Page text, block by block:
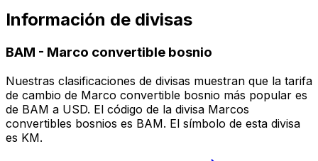
Información de divisas
BAM - Marco convertible bosnio
Nuestras clasificaciones de divisas muestran que la tarifa
de cambio de Marco convertible bosnio más popular es
de BAM a USD. El código de la divisa Marcos
convertibles bosnios es BAM. El símbolo de esta divisa
es KM.